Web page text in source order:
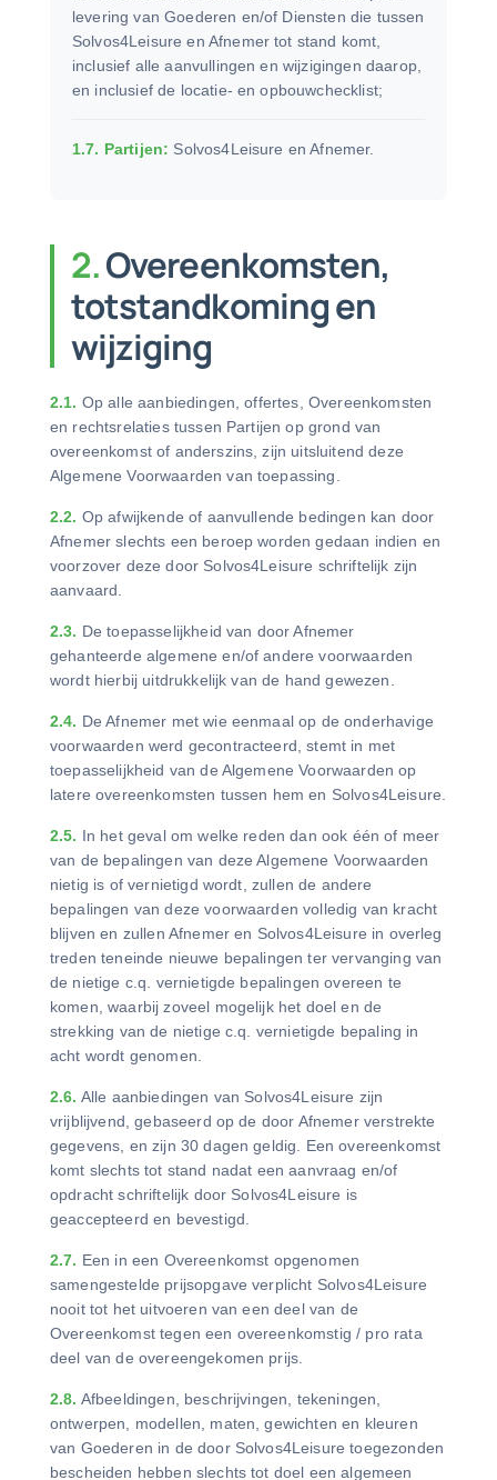
levering van Goederen en/of Diensten die tussen
Solvos4Leisure en Afnemer tot stand komt,
inclusief alle aanvullingen en wijzigingen daarop,
en inclusief de locatie- en opbouwchecklist;
1.7. Partijen: Solvos4Leisure en Afnemer.
2.Overeenkomsten,
totstandkoming en
wijziging
2.1. Op alle aanbiedingen, offertes, Overeenkomsten
en rechtsrelaties tussen Partijen op grond van
overeenkomst of anderszins, zijn uitsluitend deze
Algemene Voorwaarden van toepassing.
2.2. Op afwijkende of aanvullende bedingen kan door
Afnemer slechts een beroep worden gedaan indien en
voorzover deze door Solvos4Leisure schriftelijk zijn
aanvaard.
2.3. De toepasselijkheid van door Afnemer
gehanteerde algemene en/of andere voorwaarden
wordt hierbij uitdrukkelijk van de hand gewezen.
2.4. De Afnemer met wie eenmaal op de onderhavige
voorwaarden werd gecontracteerd, stemt in met
toepasselijkheid van de Algemene Voorwaarden op
latere overeenkomsten tussen hem en Solvos4Leisure.
2.5. In het geval om welke reden dan ook één of meer
van de bepalingen van deze Algemene Voorwaarden
nietig is of vernietigd wordt, zullen de andere
bepalingen van deze voorwaarden volledig van kracht
blijven en zullen Afnemer en Solvos4Leisure in overleg
treden teneinde nieuwe bepalingen ter vervanging van
de nietige c.q. vernietigde bepalingen overeen te
komen, waarbij zoveel mogelijk het doel en de
strekking van de nietige c.q. vernietigde bepaling in
acht wordt genomen.
2.6. Alle aanbiedingen van Solvos4Leisure zijn
vrijblijvend, gebaseerd op de door Afnemer verstrekte
gegevens, en zijn 30 dagen geldig. Een overeenkomst
komt slechts tot stand nadat een aanvraag en/of
opdracht schriftelijk door Solvos4Leisure is
geaccepteerd en bevestigd.
2.7. Een in een Overeenkomst opgenomen
samengestelde prijsopgave verplicht Solvos4Leisure
nooit tot het uitvoeren van een deel van de
Overeenkomst tegen een overeenkomstig / pro rata
deel van de overeengekomen prijs.
2.8. Afbeeldingen, beschrijvingen, tekeningen,
ontwerpen, modellen, maten, gewichten en kleuren
van Goederen in de door Solvos4Leisure toegezonden
bescheiden hebben slechts tot doel een algemeen